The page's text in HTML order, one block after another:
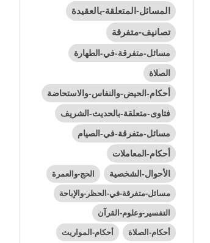
المسائل-المتعلقة-بالعقيدة
تصانيف-متفرقة
مسائل-متفرقة-في-الطهارة
الصلاة
أحكام-الحيض-والنفاس-والاستحاضة
فتاوى-متعلقة-بالحديث-الشريف
مسائل-متفرقة-في-الصيام
أحكام-المعاملات
الأحوال-الشخصية الحج-والعمرة
مسائل-متفرقة-في-الحظر-والإباحة
التفسير-وعلوم-القرآن
أحكام-الصلاة أحكام-المواريث